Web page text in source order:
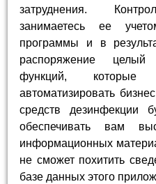
затруднения.
занимаетесь ее
программы и в
распоряжение целый
функций, которые
автоматизировать
средств дезинфекции
обеспечивать вам
информационных
не сможет похитить
базе данных этого